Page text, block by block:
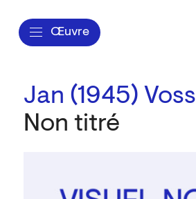
Œuvre
Jan (1945) Voss
Non titré